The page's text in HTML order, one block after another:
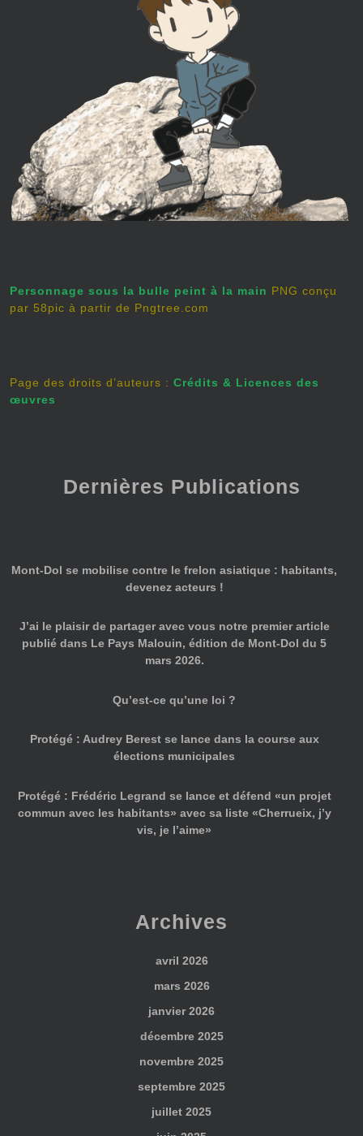
Personnage sous la bulle peint à la main PNG conçu
par 58pic à partir de Pngtree.com
Page des droits d’auteurs : Crédits & Licences des
œuvres
Dernières Publications
Mont-Dol se mobilise contre le frelon asiatique : habitants,
devenez acteurs !
J’ai le plaisir de partager avec vous notre premier article
publié dans Le Pays Malouin, édition de Mont-Dol du 5
mars 2026.
Qu’est-ce qu’une loi ?
Protégé : Audrey Berest se lance dans la course aux
élections municipales
Protégé : Frédéric Legrand se lance et défend «un projet
commun avec les habitants» avec sa liste «Cherrueix, j’y
vis, je l’aime»
Archives
avril 2026
mars 2026
janvier 2026
décembre 2025
novembre 2025
septembre 2025
juillet 2025